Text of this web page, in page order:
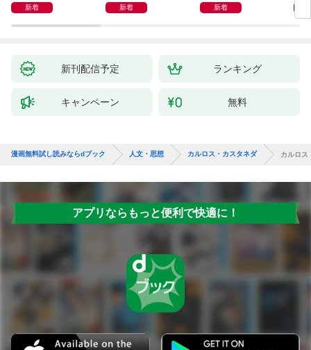
新着 新着 新着
新刊配信予定 ランキング
キャンペーン 無料
漫画無料試し読みならdブック 人文・思想 カルロス・カスタネダ カルロス
アプリならもっと便利で快適に！